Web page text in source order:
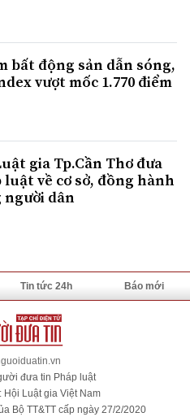
bất động sản dẫn sóng,
vượt mốc 1.770 điểm
gia Tp.Cần Thơ đưa
luật về cơ sở, đồng hành
người dân
Tin tức 24h Báo mới
đưa tin Pháp luật
Luật gia Việt Nam
Bộ TT&TT cấp ngày 27/2/2020